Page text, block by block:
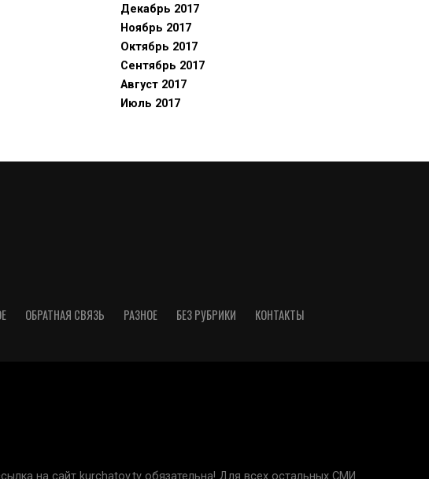
Декабрь 2017
Ноябрь 2017
Октябрь 2017
Сентябрь 2017
Август 2017
Июль 2017
ОБРАТНАЯ СВЯЗЬ РАЗНОЕ БЕЗ РУБРИКИ КОНТАКТЫ
на сайт kurchatov.tv обязательна! Для всех остальных СМИ